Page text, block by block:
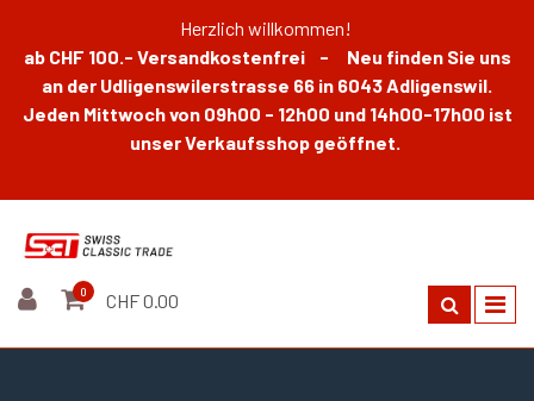
Herzlich willkommen!
ab CHF 100.- Versandkostenfrei - Neu finden Sie uns
an der Udligenswilerstrasse 66 in 6043 Adligenswil.
Jeden Mittwoch von 09h00 - 12h00 und 14h00-17h00 ist
unser Verkaufsshop geöffnet.
0 CHF 0.00